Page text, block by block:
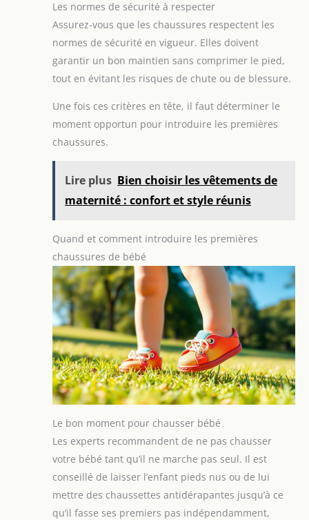
Les normes de sécurité à respecter
Assurez-vous que les chaussures respectent les
normes de sécurité en vigueur. Elles doivent
garantir un bon maintien sans comprimer le pied,
tout en évitant les risques de chute ou de blessure.
Une fois ces critères en tête, il faut déterminer le
moment opportun pour introduire les premières
chaussures.
Lire plus Bien choisir les vêtements de
maternité : confort et style réunis
Quand et comment introduire les premières
chaussures de bébé
Le bon moment pour chausser bébé
Les experts recommandent de ne pas chausser
votre bébé tant qu’il ne marche pas seul. Il est
conseillé de laisser l’enfant pieds nus ou de lui
mettre des chaussettes antidérapantes jusqu’à ce
qu’il fasse ses premiers pas indépendamment,